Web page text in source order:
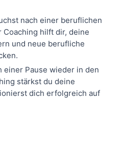
nach einer beruflichen
hilft dir, deine
und neue berufliche
einer Pause wieder in den
stärkst du deine
dich erfolgreich auf